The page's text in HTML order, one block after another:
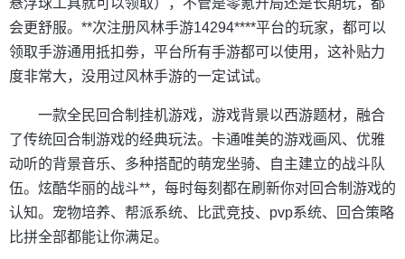
悬浮球工具就可以领取），不管是零氪开局还是长期玩，都
会更舒服。**次注册风林手游14294****平台的玩家，都可以
领取手游通用抵扣劵，平台所有手游都可以使用，这补贴力
度非常大，没用过风林手游的一定试试。
一款全民回合制挂机游戏，游戏背景以西游题材，融合
了传统回合制游戏的经典玩法。卡通唯美的游戏画风、优雅
动听的背景音乐、多种搭配的萌宠坐骑、自主建立的战斗队
伍。炫酷华丽的战斗**，每时每刻都在刷新你对回合制游戏的
认知。宠物培养、帮派系统、比武竞技、pvp系统、回合策略
比拼全部都能让你满足。